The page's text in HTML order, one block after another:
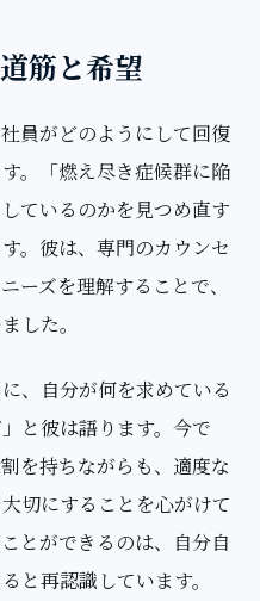
筋と希望
員がどのようにして回復
。「燃え尽き症候群に陥
ているのかを見つめ直す
。彼は、専門のカウンセ
ーズを理解することで、
した。
、自分が何を求めている
と彼は語ります。今で
を持ちながらも、適度な
切にすることを心がけて
とができるのは、自分自
と再認識しています。